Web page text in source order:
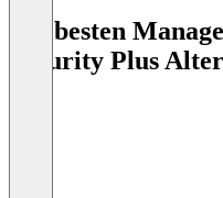
Die besten
Security Plus